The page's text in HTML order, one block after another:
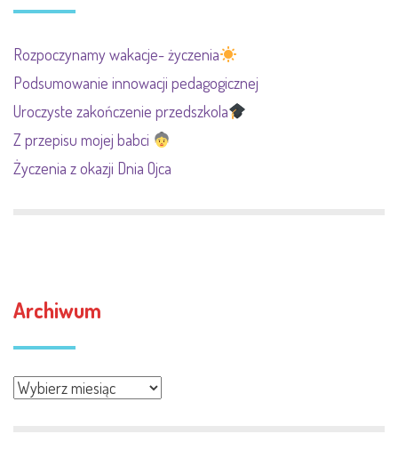
Rozpoczynamy wakacje- życzenia
Podsumowanie innowacji pedagogicznej
Uroczyste zakończenie przedszkola
Z przepisu mojej babci
Życzenia z okazji Dnia Ojca
Archiwum
Archiwum